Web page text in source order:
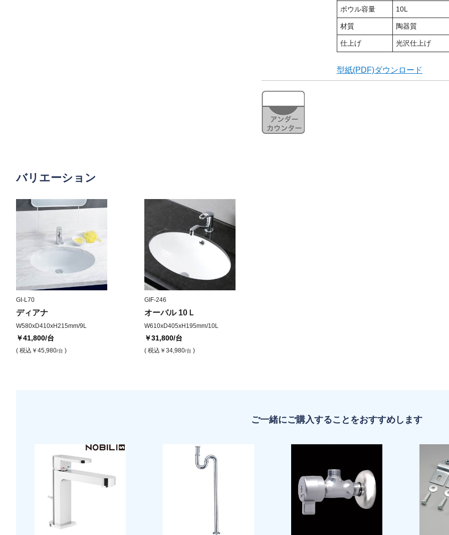
ボウル容量 10L
材質 陶器質
仕上げ 光沢仕上げ
型紙(PDF)ダウンロード
バリエーション
GI-L70
ディアナ
W580xD410xH215mm/9L
￥41,800/台
( 税込 ￥45,980/台 )
GIF-246
オーバル 10Ｌ
W610xD405xH195mm/10L
￥31,800/台
( 税込 ￥34,980/台 )
ご一緒にご購入することをおすすめします